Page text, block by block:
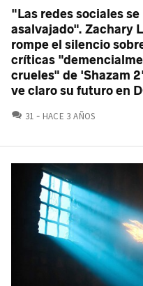
"Las redes sociales se
asalvajado". Zachary
rompe el silencio
críticas
crueles" de 'Shazam
ve claro su futuro en
31 COMENTARIOS
HACE 3 AÑOS